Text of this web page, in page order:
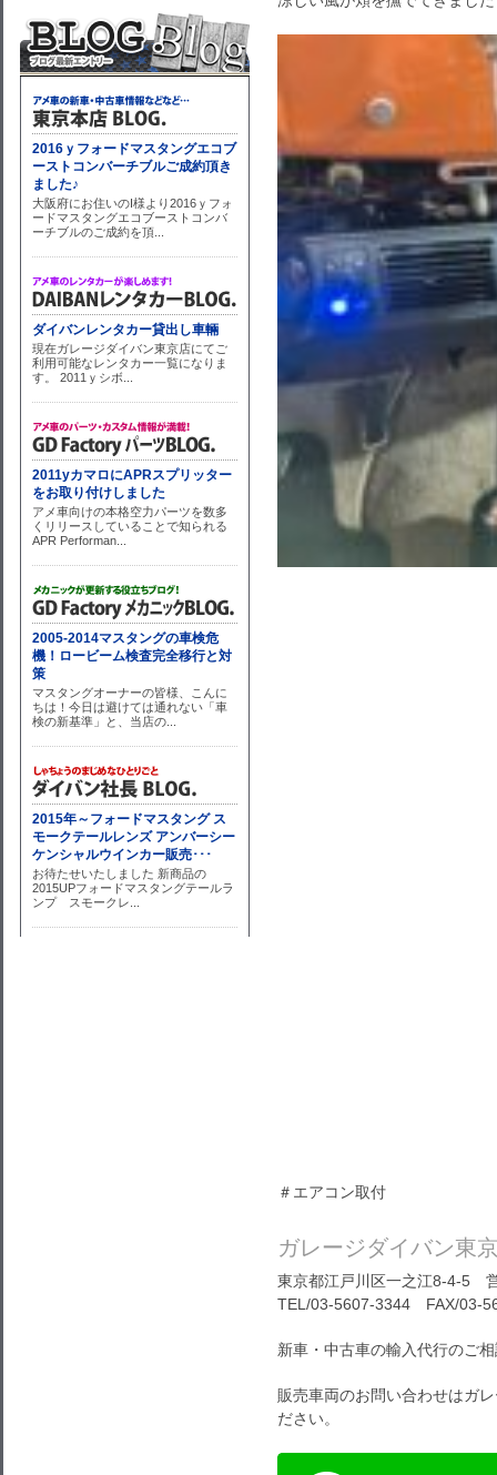
＃エアコン取付
ガレージダイバン東
東京都江戸川区一之江8-4-5
TEL/03-5607-3344 FAX/03-
新車・中古車の輸入代行のご
販売車両のお問い合わせはガ
ださい。